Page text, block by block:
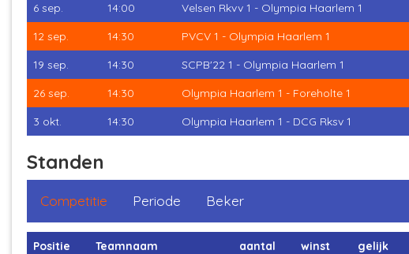
6 sep.
14:00 Velsen Rkvv 1 - Olympia Haarlem 1
12 sep.
14:30 PVCV 1 - Olympia Haarlem 1
19 sep.
14:30 SCPB'22 1 - Olympia Haarlem 1
26 sep.
14:30 Olympia Haarlem 1 - Foreholte 1
3 okt.
14:30 Olympia Haarlem 1 - DCG Rksv 1
Standen
Competitie Periode Beker
Positie Teamnaam aantal winst gelijk